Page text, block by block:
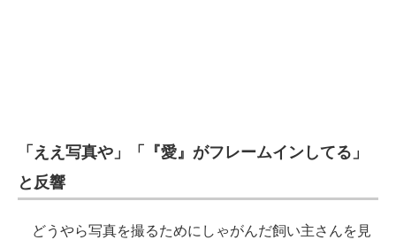
「ええ写真や」「『愛』がフレームインしてる」
と反響
どうやら写真を撮るためにしゃがんだ飼い主さんを見